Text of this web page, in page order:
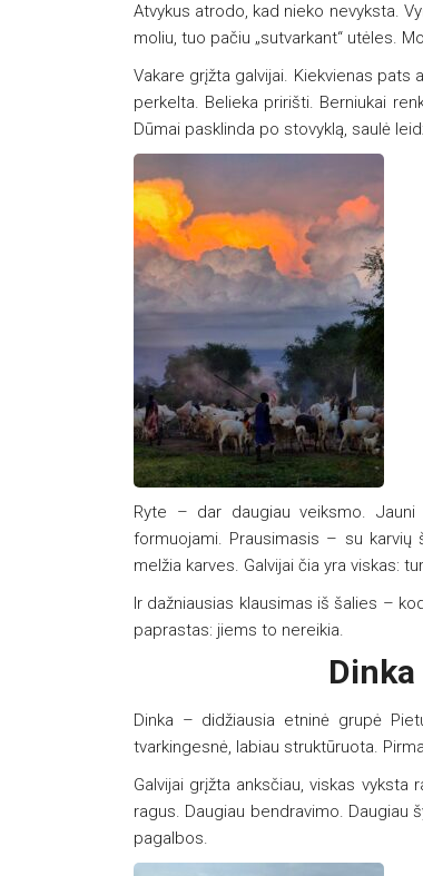
Atvykus atrodo, kad nieko nevyksta.
moliu, tuo pačiu „sutvarkant“ utėles.
Vakare grįžta galvijai. Kiekvienas
perkelta. Belieka pririšti. Berniukai
Dūmai pasklinda po stovyklą, saulė
Ryte – dar daugiau veiksmo.
formuojami. Prausimasis – su karvių
melžia karves. Galvijai čia yra viskas:
Ir dažniausias klausimas iš šalies –
paprastas: jiems to nereikia.
Dinka – didžiausia etninė grupė
tvarkingesnė, labiau struktūruota.
Galvijai grįžta anksčiau, viskas
ragus. Daugiau bendravimo. Daugiau
pagalbos.